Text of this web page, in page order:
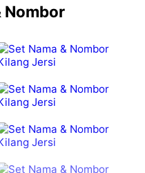
Nombor